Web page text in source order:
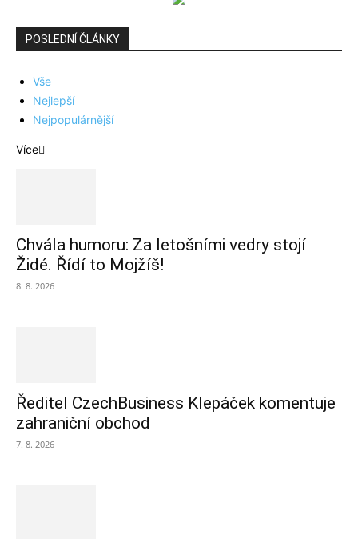
POSLEDNÍ ČLÁNKY
Vše
Nejlepší
Nejpopulárnější
Více
Chvála humoru: Za letošními vedry stojí
Židé. Řídí to Mojžíš!
8. 8. 2026
Ředitel CzechBusiness Klepáček komentuje
zahraniční obchod
7. 8. 2026